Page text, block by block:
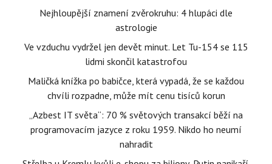
Nejhloupější znamení zvěrokruhu: 4 hlupáci dle
astrologie
Ve vzduchu vydržel jen devět minut. Let Tu-154 se 115
lidmi skončil katastrofou
Maličká knížka po babičce, která vypadá, že se každou
chvíli rozpadne, může mít cenu tisíců korun
„Azbest IT světa“: 70 % světových transakcí běží na
programovacím jazyce z roku 1959. Nikdo ho neumí
nahradit